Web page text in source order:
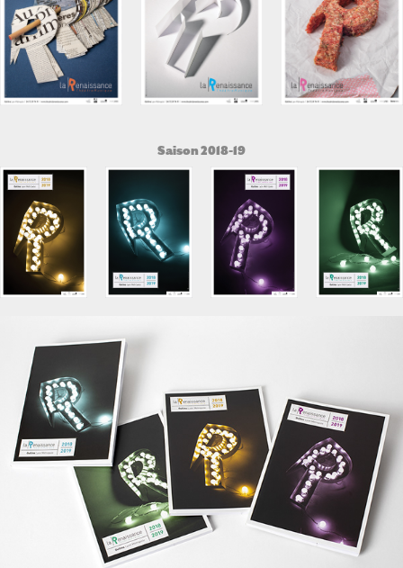
Saison 2018-19